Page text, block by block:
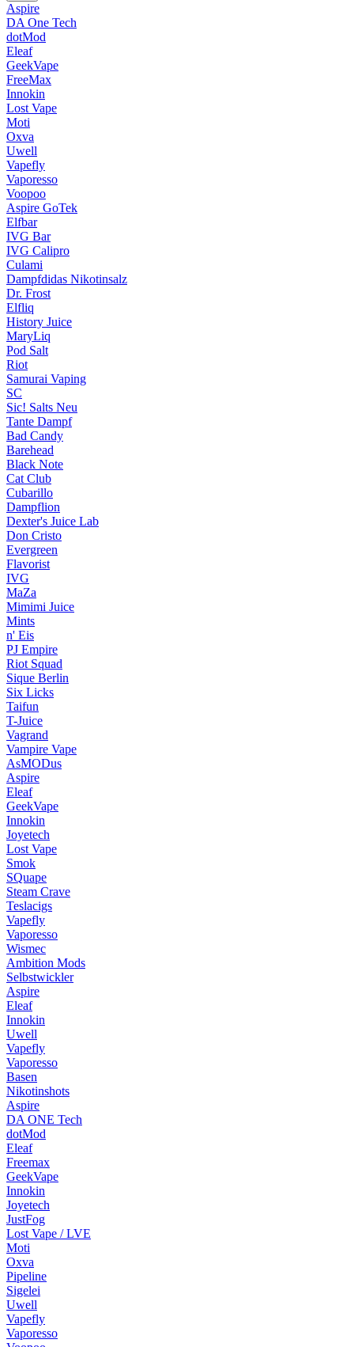
Aspire
DA One Tech
dotMod
Eleaf
GeekVape
FreeMax
Innokin
Lost Vape
Moti
Oxva
Uwell
Vapefly
Vaporesso
Voopoo
Aspire GoTek
Elfbar
IVG Bar
IVG Calipro
Culami
Dampfdidas Nikotinsalz
Dr. Frost
Elfliq
History Juice
MaryLiq
Pod Salt
Riot
Samurai Vaping
SC
Sic! Salts Neu
Tante Dampf
Bad Candy
Barehead
Black Note
Cat Club
Cubarillo
Dampflion
Dexter's Juice Lab
Don Cristo
Evergreen
Flavorist
IVG
MaZa
Mimimi Juice
Mints
n' Eis
PJ Empire
Riot Squad
Sique Berlin
Six Licks
Taifun
T-Juice
Vagrand
Vampire Vape
AsMODus
Aspire
Eleaf
GeekVape
Innokin
Joyetech
Lost Vape
Smok
SQuape
Steam Crave
Teslacigs
Vapefly
Vaporesso
Wismec
Ambition Mods
Selbstwickler
Aspire
Eleaf
Innokin
Uwell
Vapefly
Vaporesso
Basen
Nikotinshots
Aspire
DA ONE Tech
dotMod
Eleaf
Freemax
GeekVape
Innokin
Joyetech
JustFog
Lost Vape / LVE
Moti
Oxva
Pipeline
Sigelei
Uwell
Vapefly
Vaporesso